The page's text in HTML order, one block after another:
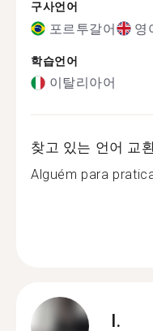
구사언어
포르투갈어 영
학습언어
이탈리아어
찾고 있는 언어 교
Alguém para
I.